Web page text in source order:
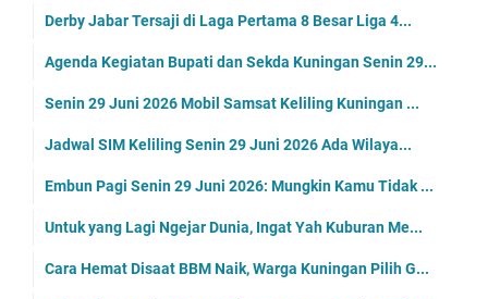
Derby Jabar Tersaji di Laga Pertama 8 Besar Liga 4...
Agenda Kegiatan Bupati dan Sekda Kuningan Senin 29...
Senin 29 Juni 2026 Mobil Samsat Keliling Kuningan ...
Jadwal SIM Keliling Senin 29 Juni 2026 Ada Wilaya...
Embun Pagi Senin 29 Juni 2026: Mungkin Kamu Tidak ...
Untuk yang Lagi Ngejar Dunia, Ingat Yah Kuburan Me...
Cara Hemat Disaat BBM Naik, Warga Kuningan Pilih G...